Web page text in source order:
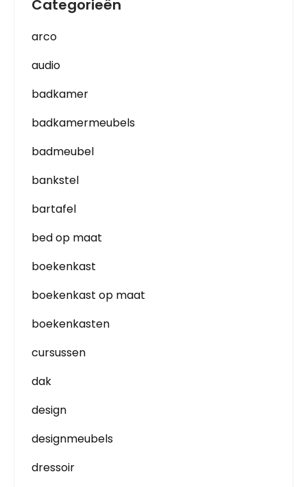
Categorieën
arco
audio
badkamer
badkamermeubels
badmeubel
bankstel
bartafel
bed op maat
boekenkast
boekenkast op maat
boekenkasten
cursussen
dak
design
designmeubels
dressoir